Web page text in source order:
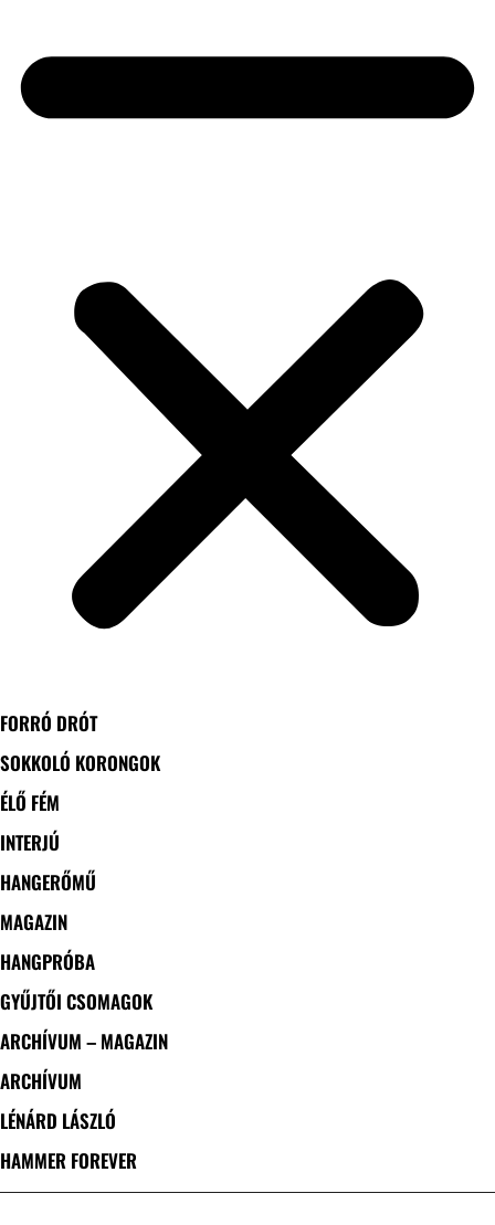
FORRÓ DRÓT
SOKKOLÓ KORONGOK
ÉLŐ FÉM
INTERJÚ
HANGERŐMŰ
MAGAZIN
HANGPRÓBA
GYŰJTŐI CSOMAGOK
ARCHÍVUM – MAGAZIN
ARCHÍVUM
LÉNÁRD LÁSZLÓ
HAMMER FOREVER